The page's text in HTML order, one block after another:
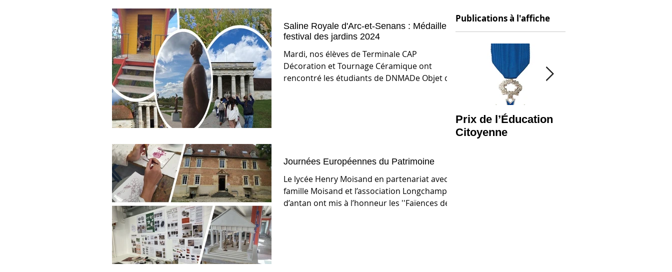
Saline Royale d'Arc-et-Senans : Médaille du
festival des jardins 2024
Mardi, nos élèves de Terminale CAP
Décoration et Tournage Céramique ont
rencontré les étudiants de DNMADe Objet du
Journées Européennes du Patrimoine
Le lycée Henry Moisand en partenariat avec la
famille Moisand et l’association Longchamp
d’antan ont mis à l’honneur les ''Faïences de...
Publications à l'affiche
Prix de l’Éducation
Citoyenne